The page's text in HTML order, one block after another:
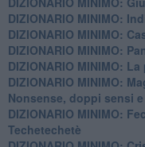
DIZIONARIO MINIMO:
DIZIONARIO MINIMO:
​DIZIONARIO MINIMO:
DIZIONARIO MINIMO:
​DIZIONARIO MINIMO:
Nonsense, doppi sensi
DIZIONARIO MINIMO:
Techetechetè